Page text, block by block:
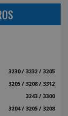
3230 / 3232 / 3205
3205 / 3208 / 3312
3243 / 3300
3204 / 3205 / 3208